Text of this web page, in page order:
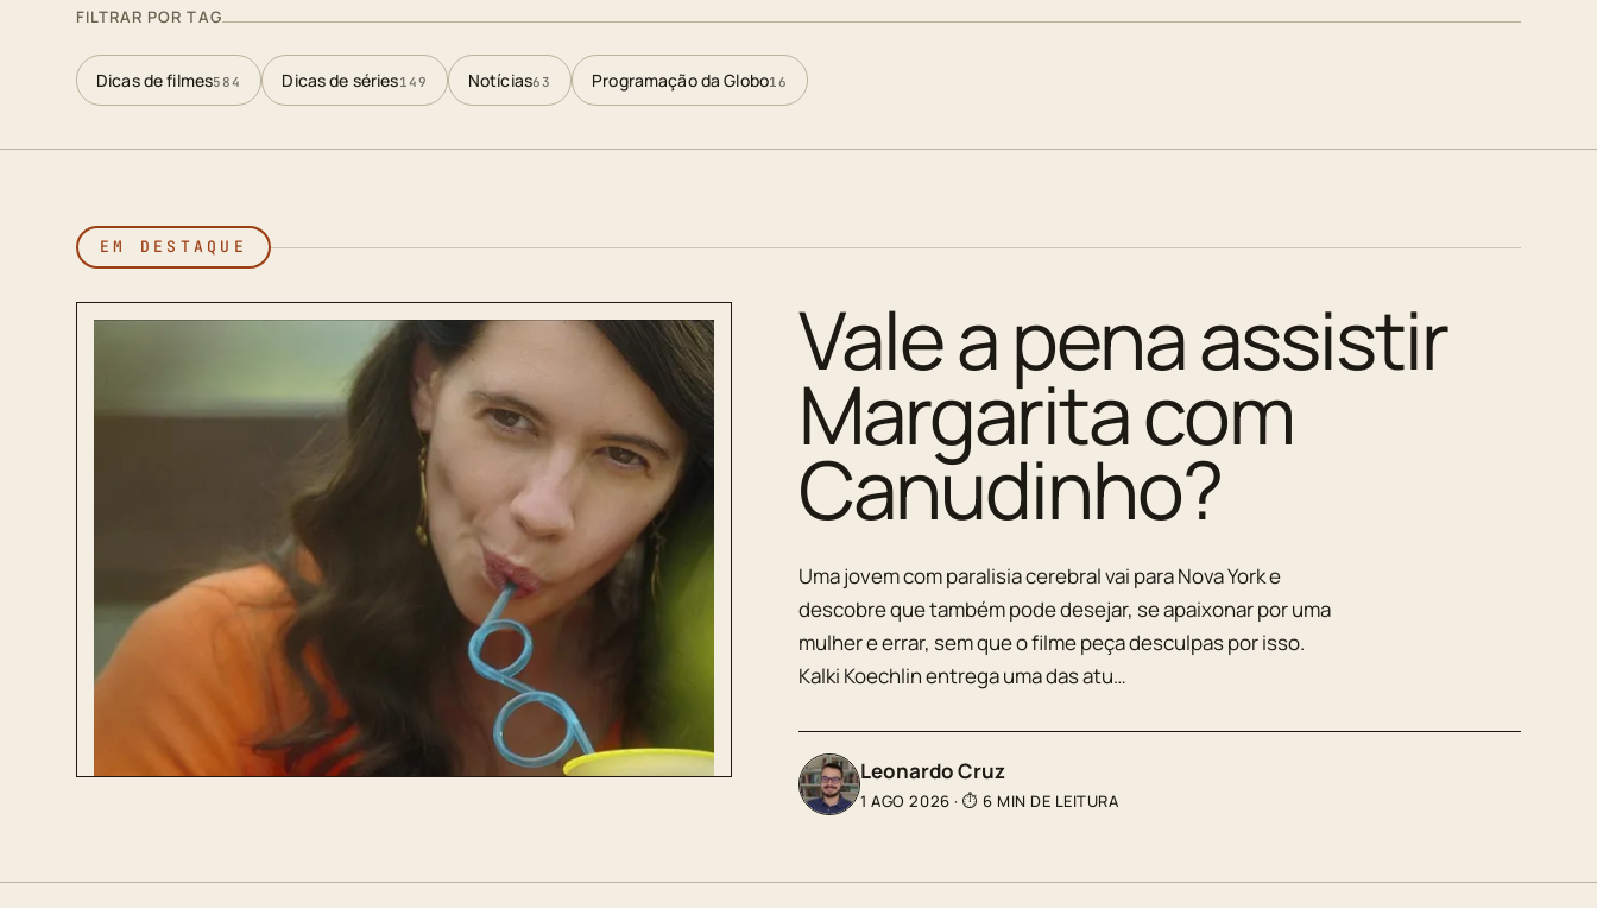
FILTRAR POR TAG
Dicas de filmes584 Dicas de séries149 Notícias63 Programação da Globo16
EM DESTAQUE
Vale a pena assistir
Margarita com
Canudinho?
Uma jovem com paralisia cerebral vai para Nova York e
descobre que também pode desejar, se apaixonar por uma
mulher e errar, sem que o filme peça desculpas por isso.
Kalki Koechlin entrega uma das atu…
Leonardo Cruz
1 AGO 2026 ·⏱ 6 MIN DE LEITURA